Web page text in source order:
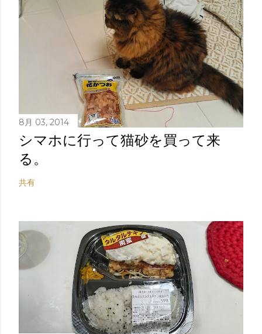
8月 03, 2014
シマホに行って猫砂を買って来
る。
共有